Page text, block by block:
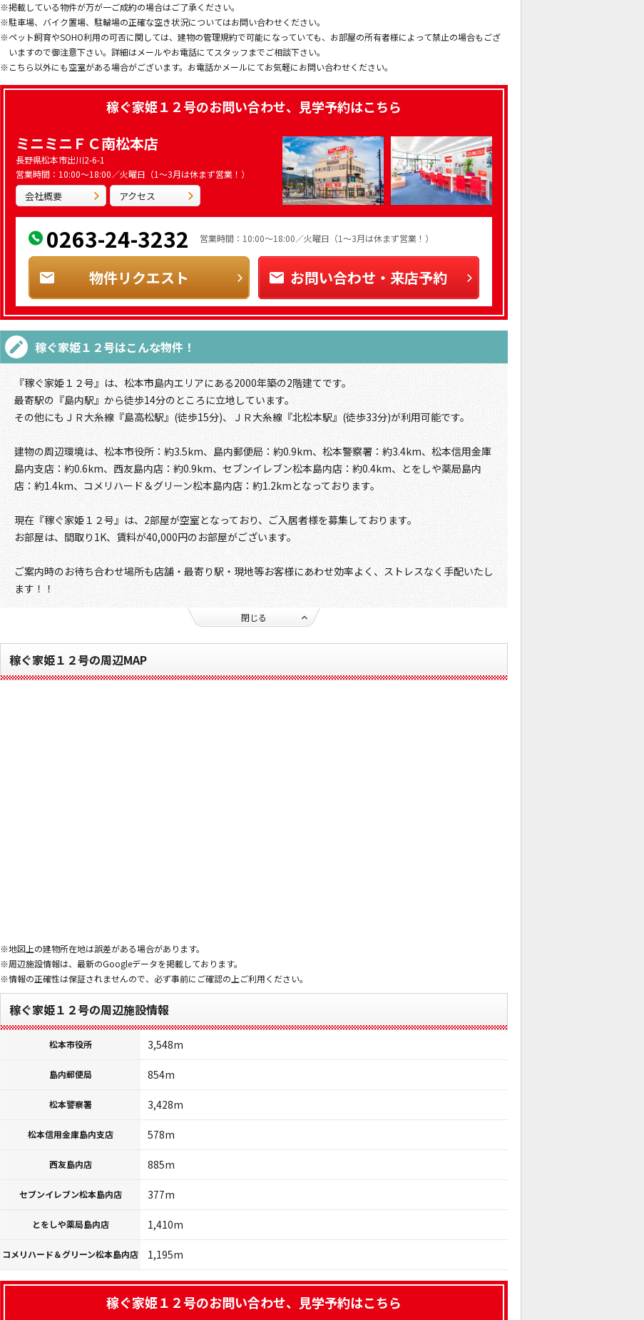
※掲載している物件が万が一ご成約の場合はご了承ください。
※駐車場、バイク置場、駐輪場の正確な空き状況についてはお問い合わせください。
※ペット飼育やSOHO利用の可否に関しては、建物の管理規約で可能になっていても、お部屋の所有者様によって禁止の場合もござ
いますので御注意下さい。詳細はメールやお電話にてスタッフまでご相談下さい。
※こちら以外にも空室がある場合がございます。お電話かメールにてお気軽にお問い合わせください。
稼ぐ家姫１２号のお問い合わせ、見学予約はこちら
ミニミニＦＣ南松本店
長野県松本市出川2-6-1
営業時間：10:00～18:00／火曜日（1～3月は休まず営業！）
会社概要 アクセス
0263-24-3232 営業時間：10:00～18:00／火曜日（1～3月は休まず営業！）
物件リクエスト お問い合わせ・来店予約
稼ぐ家姫１２号はこんな物件！
『稼ぐ家姫１２号』は、松本市島内エリアにある2000年築の2階建てです。
最寄駅の『島内駅』から徒歩14分のところに立地しています。
その他にもＪＲ大糸線『島高松駅』(徒歩15分)、ＪＲ大糸線『北松本駅』(徒歩33分)が利用可能です。
建物の周辺環境は、松本市役所：約3.5km、島内郵便局：約0.9km、松本警察署：約3.4km、松本信用金庫
島内支店：約0.6km、西友島内店：約0.9km、セブンイレブン松本島内店：約0.4km、とをしや薬局島内
店：約1.4km、コメリハード＆グリーン松本島内店：約1.2kmとなっております。
現在『稼ぐ家姫１２号』は、2部屋が空室となっており、ご入居者様を募集しております。
お部屋は、間取り1K、賃料が40,000円のお部屋がございます。
ご案内時のお待ち合わせ場所も店舗・最寄り駅・現地等お客様にあわせ効率よく、ストレスなく手配いたし
ます！！
閉じる
稼ぐ家姫１２号の周辺MAP
※地図上の建物所在地は誤差がある場合があります。
※周辺施設情報は、最新のGoogleデータを掲載しております。
※情報の正確性は保証されませんので、必ず事前にご確認の上ご利用ください。
稼ぐ家姫１２号の周辺施設情報
松本市役所 3,548m
島内郵便局 854m
松本警察署 3,428m
松本信用金庫島内支店 578m
西友島内店 885m
セブンイレブン松本島内店 377m
とをしや薬局島内店 1,410m
コメリハード＆グリーン松本島内店 1,195m
稼ぐ家姫１２号のお問い合わせ、見学予約はこちら